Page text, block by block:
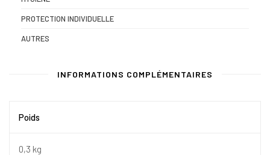
PROTECTION INDIVIDUELLE
AUTRES
INFORMATIONS COMPLÉMENTAIRES
Poids
0,3 kg